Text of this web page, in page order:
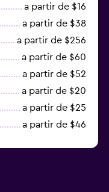
a partir de $16
a partir de $38
a partir de $256
a partir de $60
a partir de $52
a partir de $20
a partir de $25
a partir de $46